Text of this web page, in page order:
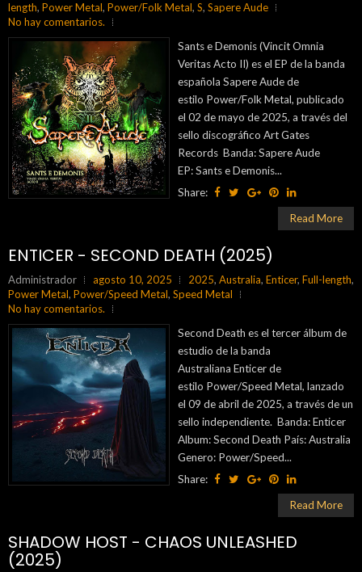
length, Power Metal, Power/Folk Metal, S, Sapere Aude
No hay comentarios.
Sants e Demonis (Vincit Omnia
Veritas Acto II) es el EP de la banda
española Sapere Aude de
estilo Power/Folk Metal, publicado
el 02 de mayo de 2025, a través del
sello discográfico Art Gates
Records Banda: Sapere Aude
EP: Sants e Demonis...
Share:
Read More
ENTICER - SECOND DEATH (2025)
Administrador agosto 10, 2025 2025, Australia, Enticer, Full-length,
Power Metal, Power/Speed Metal, Speed Metal
No hay comentarios.
Second Death es el tercer álbum de
estudio de la banda
Australiana Enticer de
estilo Power/Speed Metal, lanzado
el 09 de abril de 2025, a través de un
sello independiente. Banda: Enticer
Album: Second Death País: Australia
Genero: Power/Speed...
Share:
Read More
SHADOW HOST - CHAOS UNLEASHED
(2025)